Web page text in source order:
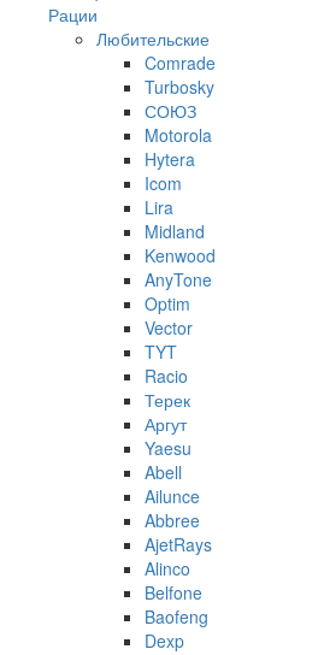
Рации
Любительские
Comrade
Turbosky
СОЮЗ
Motorola
Hytera
Icom
Lira
Midland
Kenwood
AnyTone
Optim
Vector
TYT
Racio
Терек
Аргут
Yaesu
Abell
Ailunce
Abbree
AjetRays
Alinco
Belfone
Baofeng
Dexp